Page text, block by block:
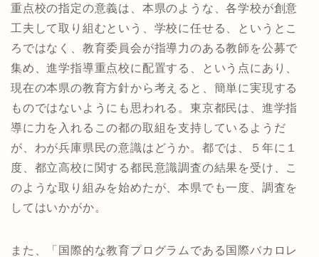
重点校の指定の意義は、本県のような、各学校が創意
工夫して取り組むという、学校に任せる、というとこ
ろではなく、教育委員会が指導力のある教師を公募で
集め、進学指導重点校に配置する、という点にあり、
現在の本県の教育方針から考えると、簡単に実現する
ものではないようにも思われる。東京都民は、進学指
導に力を入れるこの都の取組を支持しているようだ
が、わが兵庫県民の意識はどうか。都では、５年に１
度、都立高校に関する都民意識調査の結果を受け、こ
のような取り組みを始めたが、本県でも一度、調査を
してはいかがか。
また、「国際的な教育プログラムである国際バカロレ